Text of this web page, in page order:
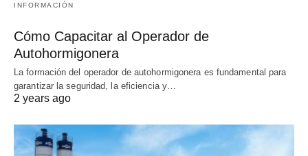
INFORMACIÓN
Cómo Capacitar al Operador de
Autohormigonera
La formación del operador de autohormigonera es fundamental para
garantizar la seguridad, la eficiencia y…
2 years ago